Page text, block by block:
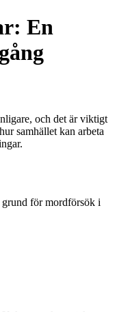
En
och det är viktigt
samhället kan arbeta
för mordförsök i